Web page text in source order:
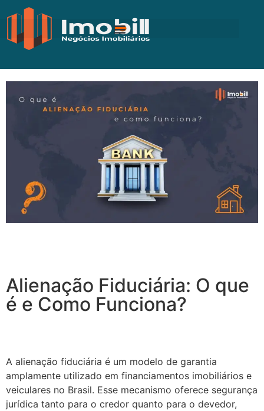
Alienação Fiduciária: O que
é e Como Funciona?
A alienação fiduciária é um modelo de garantia
amplamente utilizado em financiamentos imobiliários e
veiculares no Brasil. Esse mecanismo oferece segurança
jurídica tanto para o credor quanto para o devedor,